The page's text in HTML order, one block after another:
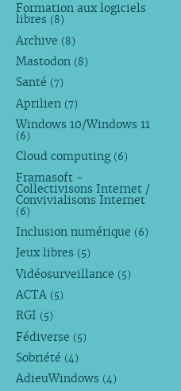
Formation aux logiciels
libres (8)
Archive (8)
Mastodon (8)
Santé (7)
Aprilien (7)
Windows 10/Windows 11
(6)
Cloud computing (6)
Framasoft -
Collectivisons Internet /
Convivialisons Internet
(6)
Inclusion numérique (6)
Jeux libres (5)
Vidéosurveillance (5)
ACTA (5)
RGI (5)
Fédiverse (5)
Sobriété (4)
AdieuWindows (4)